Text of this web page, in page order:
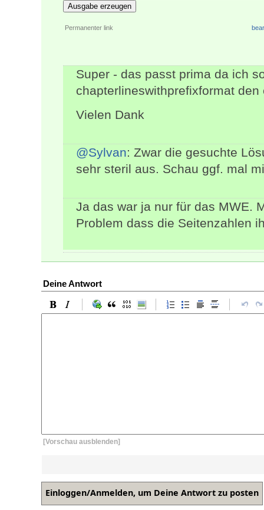
Ausgabe erzeugen
Permanenter link
Super - das passt prima da ich
chapterlineswithprefixformat
Vielen Dank
@Sylvan: Zwar die gesuchte
sehr steril aus. Schau ggf. mal
Ja das war ja nur für das MWE.
Problem dass die Seitenzahlen
Deine Antwort
[Vorschau ausblenden]